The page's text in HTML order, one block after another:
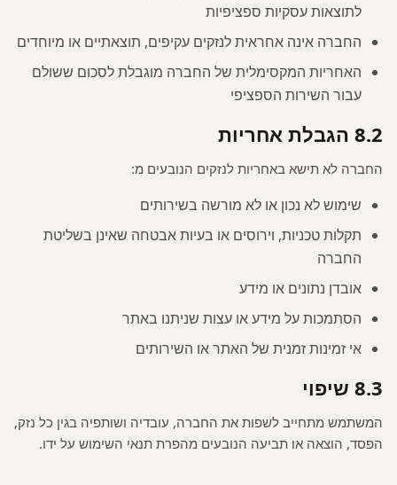
לתוצאות עסקיות ספציפיות
החברה אינה אחראית לנזקים עקיפים, תוצאתיים או מיוחדים
האחריות המקסימלית של החברה מוגבלת לסכום ששולם
עבור השירות הספציפי
8.2 הגבלת אחריות
החברה לא תישא באחריות לנזקים הנובעים מ:
שימוש לא נכון או לא מורשה בשירותים
תקלות טכניות, וירוסים או בעיות אבטחה שאינן בשליטת
החברה
אובדן נתונים או מידע
הסתמכות על מידע או עצות שניתנו באתר
אי זמינות זמנית של האתר או השירותים
8.3 שיפוי
המשתמש מתחייב לשפות את החברה, עובדיה ושותפיה בגין כל נזק,
הפסד, הוצאה או תביעה הנובעים מהפרת תנאי השימוש על ידו.